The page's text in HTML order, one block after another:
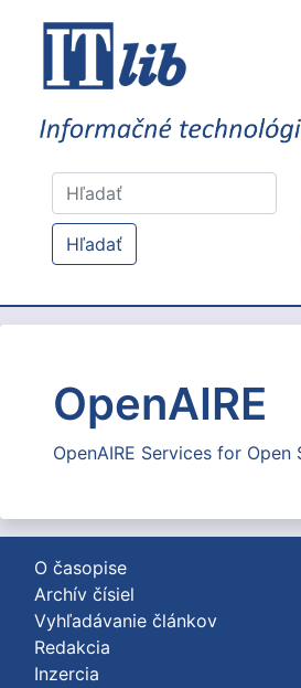
Hľadať
OpenAIRE
OpenAIRE Services for Open
O časopise
Archív čísiel
Vyhľadávanie článkov
Redakcia
Inzercia